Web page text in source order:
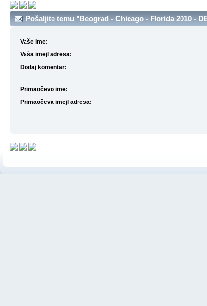
Pošaljite temu "Beograd - Chicago - Florida 2010 -
Vaše ime:
Vaša imejl adresa:
Dodaj komentar:
Primaočevo ime:
Primaočeva imejl adresa: